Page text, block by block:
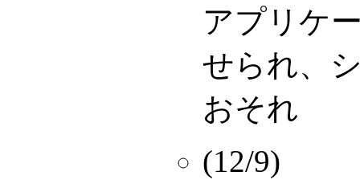
アプリケ
せられ、
おそれ
(12/9)